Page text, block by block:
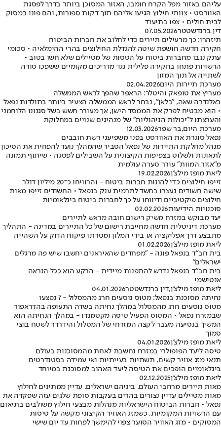
עליהם באזור מפל הקרח חומבו, האזור המסוכן ביותר בדרך לפסגת
האוורסט • צוותי חילוץ הגיעו אליהם תוך דקות ספורות, והם פונו במסוק
לבית חולים • צפו בתיעוד
דין ברנדשטטר07.05.2026
תיזהרו: כך מרעילים תיירים כדי לחלוב את חברות הביטוח
חקירה חדשה חושפת שיטה להגדלת החילוצים בהרי ההימלאיה • סכומי
עתק נגבו מחברות ביטוח על הטסות של מטיילים שלא חשו בטוב •
הרשויות פתחו בחקירה פלילית נגד מדריכים מקומיים ששפכו סודה
לשתייה אל תוך המזון
מערכת תיירות היום02.04.2026
מעריץ את טופאק והיטלר: הראפר שהפך לראש הממשלה
באלנדרה שאה, "בלאן", נבחר לראש הממשלה הצעיר ביותר בתולדות נפאל
• הוא מבטיח לפרק את הממסד הישן, אך מעורר חשש בשל סגנונו הלוחמני
והערצתו ל"יכולות הניהוליות" של מנהיגים שנויים במחלוקת
מערכת היום,בר שפר12.03.2026
נפאל סוגרת את האוורסט בפני משפיעני רשת חובבים
מנהל מחלקת התיירות של נפאל הסביר שהמהלך נועד להפחית את הסיכון
לתאונות ולשלוט בצפיפות הקיצונית על השבילים לפסגה • שיתוף תמונה
מ"אזור המוות" עורר סערה עולמית
ליאת מופז מילצ'ן19.02.2026
זייפו חילוצים כדי להונות חברות ביטוח - והרוויחו כ־20 מיליון דולר
שישה חשודים נעצרו בחשד לתרמית ענק בנפאל • החשודים זייפו מאות
חילוצים פיקטיביים ודיווחו על כך לחברות ביטוח בינלאומיות
סוכנויות הידיעות02.02.2026
יעד מבוקש במזרח משיק רישום חובה מראש לתיירים
מערכת דיגיטלית חדשה מחייבת רישום של כל התיירים במדינה - התהליך
מתבצע דרך אפליקציה או בידי המלון ומטרתו פיקוח הדוק על השהייה
ליאת מופז מילצ'ן01.02.2026
בית חב"ד בנפאל פונה - "מפחדים שהאיראנים יחשבו שיש פה מרגלים
ישראלים"
בית חב"ד בנפאל נדרש להתפנות מיידית - הרקע הוא ככל הנראה
אנטישמי
ליאת מופז מילצ'ן,דין ברנדשטטר04.01.2026
נחיתה מסוכנת בנפאל: מטוס נוסעים חרג מהמסלול - 7 נפצעו
מטוס נוסעים חרג מהמסלול במהלך נחיתה בשדה התעופה בהדראפור
שבמזרח נפאל • המטוס הפעיל טיסה מקטמנדו - במהלך הנחיתה הוא
המשיך בנסיעה מעבר לקצה המזרחי של המסלול והידרדר לשטח בוצי
סמוך
ליאת מופז מילצ'ן04.01.2026
טיסה ליעד הפופולרי במזרח נחשבת לאחת מהמסוכנות בעולם
תנאי מזג אוויר קשים, תשתיות בעייתיות ואי עמידה בסטנדרטים
בינלאומיים הופכים את הטיסה ליעד האהוב למסוכנת במיוחד
ליאת מופז מילצ'ן02.12.2025
מאות תיירים מרחבי העולם, ביניהם ישראלים, עדיין ממתינים לחילוץ
מאות מטיילים עדיין נצורים בהרים בעקבות סופת שלגים עזה שפקדה את
נפאל • חברות הביטוח הישראליות מנהלות מבצעי חילוץ משולבים בתיאום
עם הרשויות המקומיות, כשמזג האוויר הקיצוני מקשה על טיסות
המסוקים • מזג האוויר הסוער צפוי להימשך לפחות עד יום שישי